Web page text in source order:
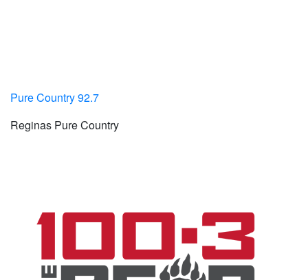
Pure Country 92.7
Reginas Pure Country